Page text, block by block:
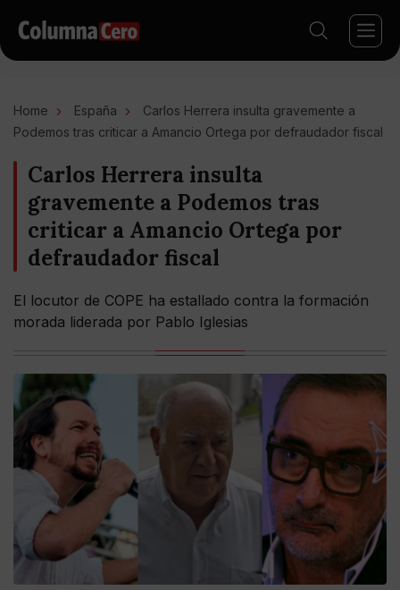
Home España
Carlos Herrera insulta gravemente a
Podemos tras criticar a Amancio Ortega por defraudador fiscal
Carlos Herrera insulta
gravemente a Podemos tras
criticar a Amancio Ortega por
defraudador fiscal
El locutor de COPE ha estallado contra la formación
morada liderada por Pablo Iglesias